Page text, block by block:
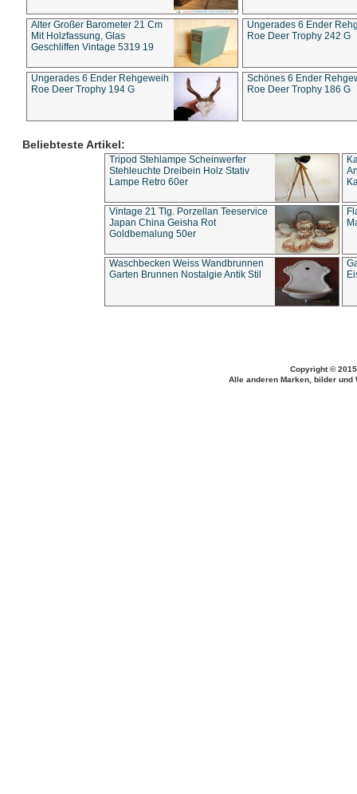
Alter Großer Barometer 21 Cm
Mit Holzfassung, Glas
Geschliffen Vintage 5319 19
Ungerades 6 Ender
Roe Deer Trophy 242 G
Ungerades 6 Ender Rehgeweih
Roe Deer Trophy 194 G
Schönes 6 Ender
Roe Deer Trophy 186 G
Beliebteste Artikel:
Tripod Stehlampe Scheinwerfer
Stehleuchte Dreibein Holz Stativ
Lampe Retro 60er
Vintage 21 Tlg. Porzellan Teeservice
Japan China Geisha Rot
Goldbemalung 50er
Waschbecken Weiss Wandbrunnen
Garten Brunnen Nostalgie Antik Stil
Copyright ©
Alle anderen Marken, bilder und